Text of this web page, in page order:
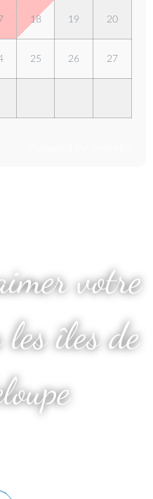
18 19 20
25 26 27
votre
îles de